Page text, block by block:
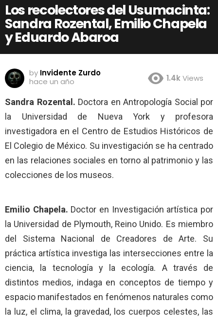
Los recolectores del Usumacinta:
Sandra Rozental, Emilio Chapela
y Eduardo Abaroa
by Invidente Zurdo
hace un año
1.4kViews
Sandra Rozental. Doctora en Antropología Social por
la Universidad de Nueva York y profesora
investigadora en el Centro de Estudios Históricos de
El Colegio de México. Su investigación se ha centrado
en las relaciones sociales en torno al patrimonio y las
colecciones de los museos.
Emilio Chapela. Doctor en Investigación artística por
la Universidad de Plymouth, Reino Unido. Es miembro
del Sistema Nacional de Creadores de Arte. Su
práctica artística investiga las intersecciones entre la
ciencia, la tecnología y la ecología. A través de
distintos medios, indaga en conceptos de tiempo y
espacio manifestados en fenómenos naturales como
la luz, el clima, la gravedad, los cuerpos celestes, las